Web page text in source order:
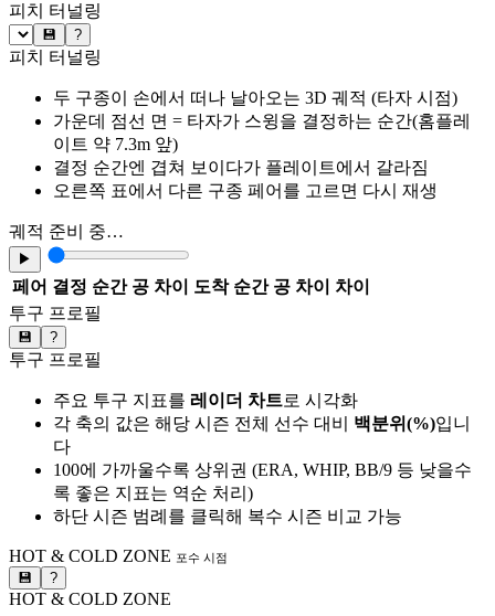
피치 터널링
💾 ?
피치 터널링
두 구종이 손에서 떠나 날아오는 3D 궤적 (타자 시점)
가운데 점선 면 = 타자가 스윙을 결정하는 순간(홈플레
이트 약 7.3m 앞)
결정 순간엔 겹쳐 보이다가 플레이트에서 갈라짐
오른쪽 표에서 다른 구종 페어를 고르면 다시 재생
궤적 준비 중…
▶
페어 결정 순간 공 차이 도착 순간 공 차이
차이
투구 프로필
💾 ?
투구 프로필
주요 투구 지표를 레이더 차트로 시각화
각 축의 값은 해당 시즌 전체 선수 대비 백분위(%)입니
다
100에 가까울수록 상위권 (ERA, WHIP, BB/9 등 낮을수
록 좋은 지표는 역순 처리)
하단 시즌 범례를 클릭해 복수 시즌 비교 가능
HOT & COLD ZONE 포수 시점
💾 ?
HOT & COLD ZONE